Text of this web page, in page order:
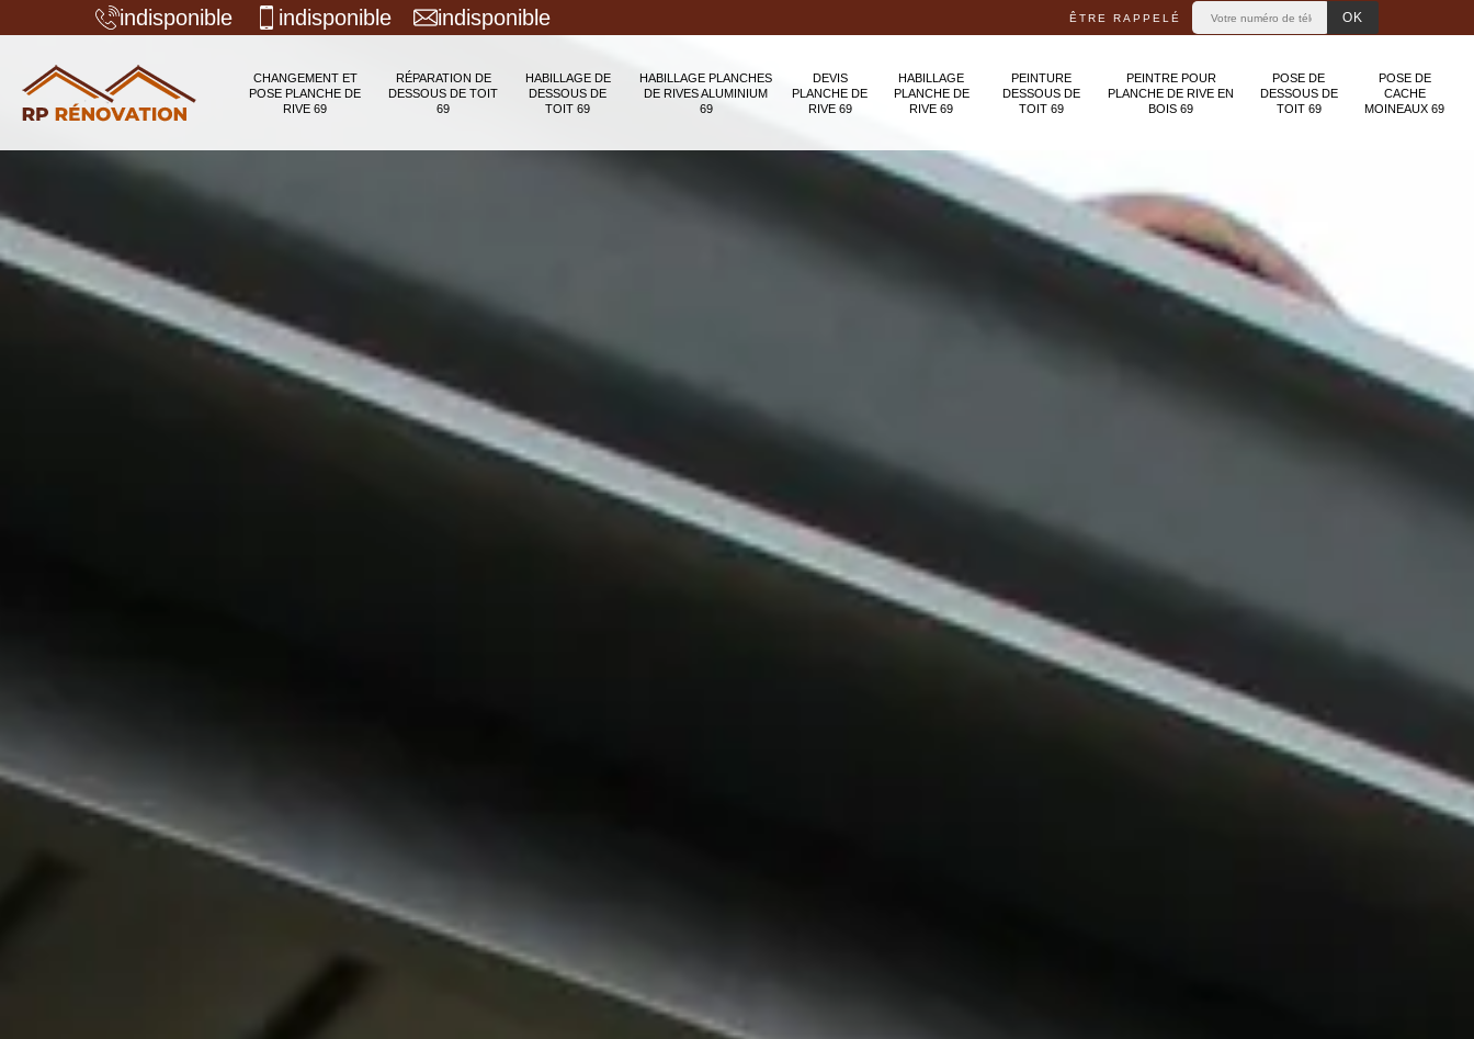
indisponible indisponible indisponible ÊTRE RAPPELÉ
CHANGEMENT ET
POSE PLANCHE DE
RIVE 69
RÉPARATION DE
DESSOUS DE TOIT
69
HABILLAGE DE
DESSOUS DE
TOIT 69
HABILLAGE PLANCHES
DE RIVES ALUMINIUM
69
DEVIS
PLANCHE DE
RIVE 69
HABILLAGE
PLANCHE DE
RIVE 69
PEINTURE
DESSOUS DE
TOIT 69
PEINTRE POUR
PLANCHE DE RIVE EN
BOIS 69
POSE DE
DESSOUS DE
TOIT 69
POSE DE
CACHE
MOINEAUX 69